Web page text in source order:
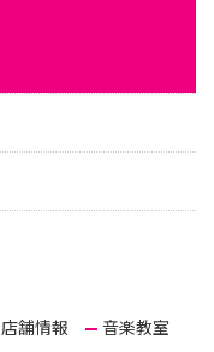
店舗情報
音楽教室